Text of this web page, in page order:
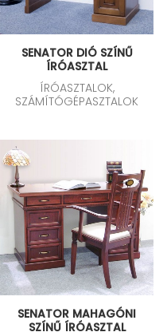
SENATOR DIÓ SZÍNŰ
ÍRÓASZTAL
ÍRÓASZTALOK,
SZÁMÍTÓGÉPASZTALOK
SENATOR MAHAGÓNI
SZÍNŰ ÍRÓASZTAL